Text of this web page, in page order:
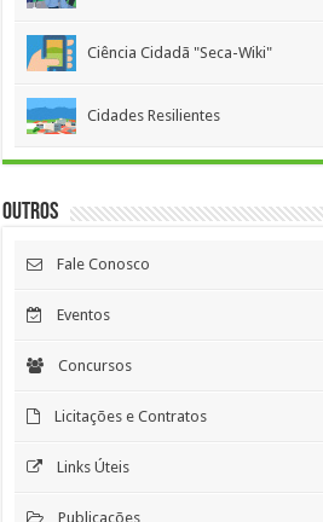
Ciência Cidadã "Seca-Wiki"
Cidades Resilientes
Outros
Fale Conosco
Eventos
Concursos
Licitações e Contratos
Links Úteis
Publicações